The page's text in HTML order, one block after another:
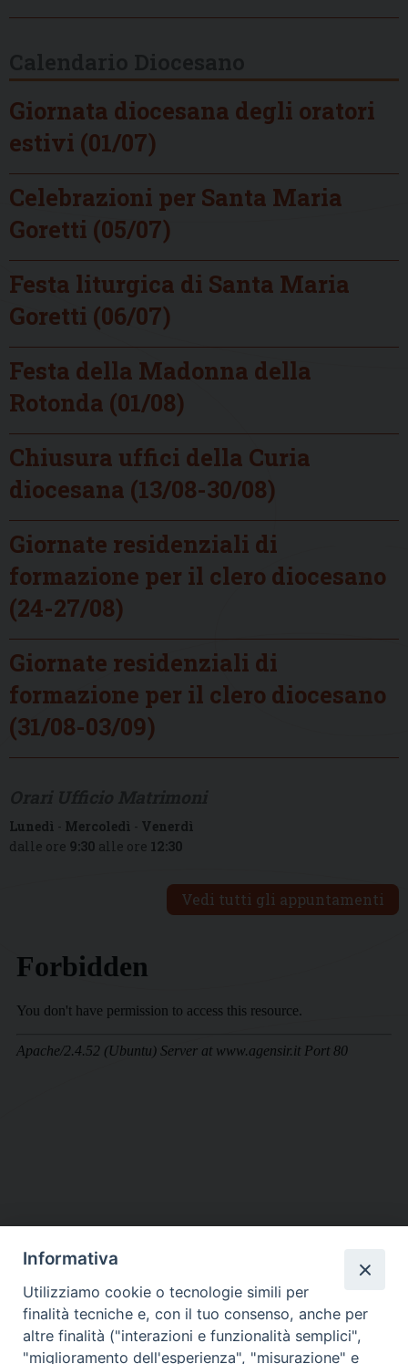
Giornata diocesana degli oratori
estivi (01/07)
Celebrazioni per Santa Maria
Goretti (05/07)
Festa liturgica di Santa Maria
Goretti (06/07)
Festa della Madonna della
Rotonda (01/08)
Chiusura uffici della Curia
diocesana (13/08-30/08)
Giornate residenziali di
formazione per il clero diocesano
(24-27/08)
Giornate residenziali di
formazione per il clero diocesano
(31/08-03/09)
Lunedì - Mercoledì - Venerdì
dalle ore 9:30 alle ore 12:30
Vedi tutti gli appuntamenti
DIOCESI SUBURBICARIA DI ALBANO
Contatti:Tel.: 06.93268401 - Fax.: 06.9323844
E-mail:curia@diocesidialbano.it
Informativa
Utilizziamo cookie o tecnologie simili per
finalità tecniche e, con il tuo consenso, anche per
altre finalità ("interazioni e funzionalità semplici",
"miglioramento dell'esperienza", "misurazione" e